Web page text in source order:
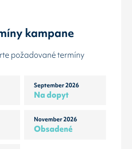
kampane
požadované termíny
September 2026
Na dopyt
November 2026
Obsadené